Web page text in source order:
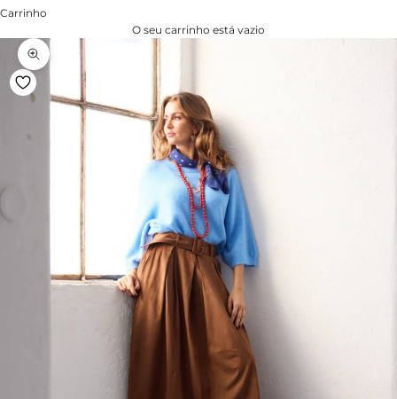
Carrinho
O seu carrinho está vazio
Zoom na imagem